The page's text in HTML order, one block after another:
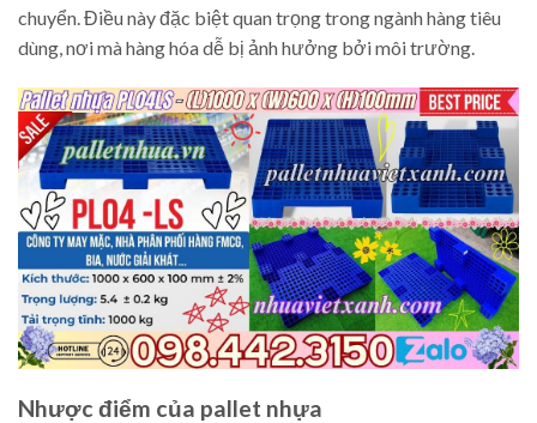
chuyển. Điều này đặc biệt quan trọng trong ngành hàng tiêu
dùng, nơi mà hàng hóa dễ bị ảnh hưởng bởi môi trường.
Nhược điểm của pallet nhựa